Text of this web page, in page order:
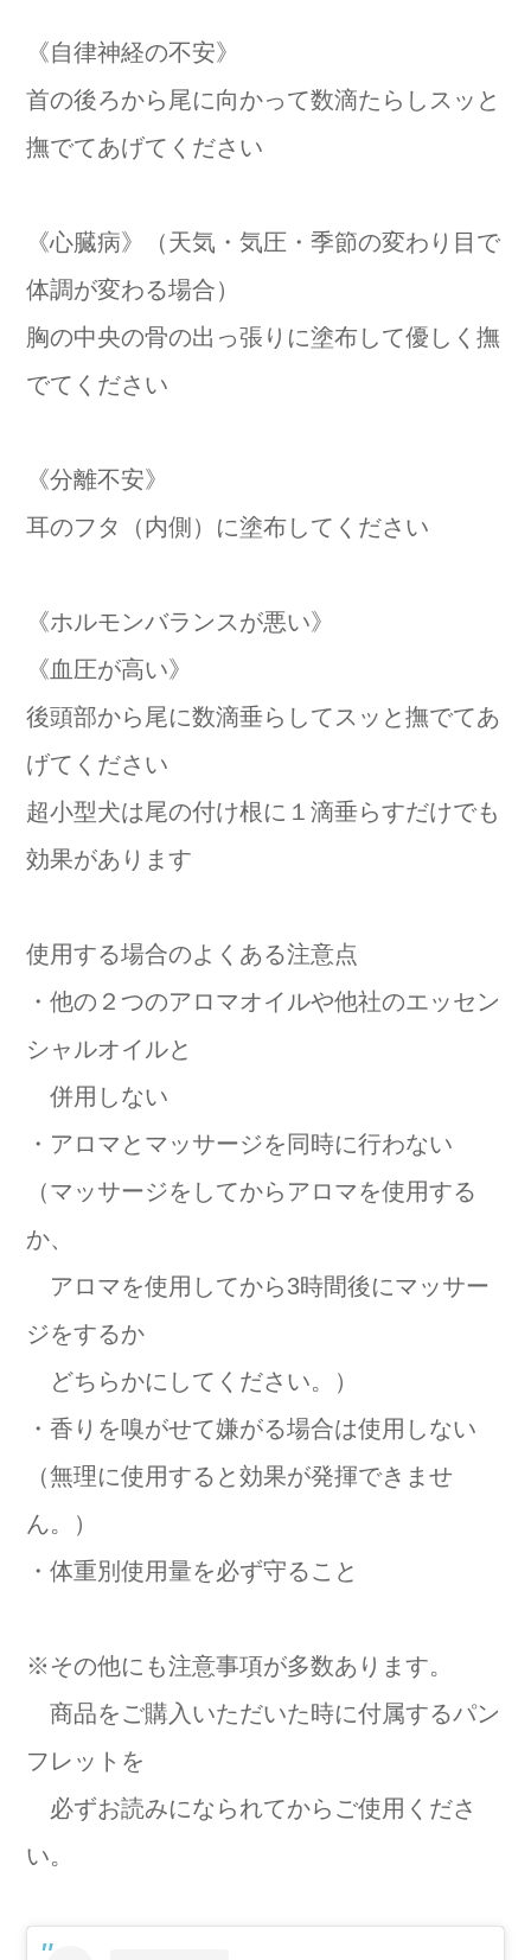
《自律神経の不安》
首の後ろから尾に向かって数滴たらしスッと
撫でてあげてください
《心臓病》（天気・気圧・季節の変わり目で
体調が変わる場合）
胸の中央の骨の出っ張りに塗布して優しく撫
でてください
《分離不安》
耳のフタ（内側）に塗布してください
《ホルモンバランスが悪い》
《血圧が高い》
後頭部から尾に数滴垂らしてスッと撫でてあ
げてください
超小型犬は尾の付け根に１滴垂らすだけでも
効果があります
使用する場合のよくある注意点
・他の２つのアロマオイルや他社のエッセン
シャルオイルと
併用しない
・アロマとマッサージを同時に行わない
（マッサージをしてからアロマを使用する
か、
アロマを使用してから3時間後にマッサー
ジをするか
どちらかにしてください。）
・香りを嗅がせて嫌がる場合は使用しない
（無理に使用すると効果が発揮できませ
ん。）
・体重別使用量を必ず守ること
※その他にも注意事項が多数あります。
商品をご購入いただいた時に付属するパン
フレットを
必ずお読みになられてからご使用くださ
い。